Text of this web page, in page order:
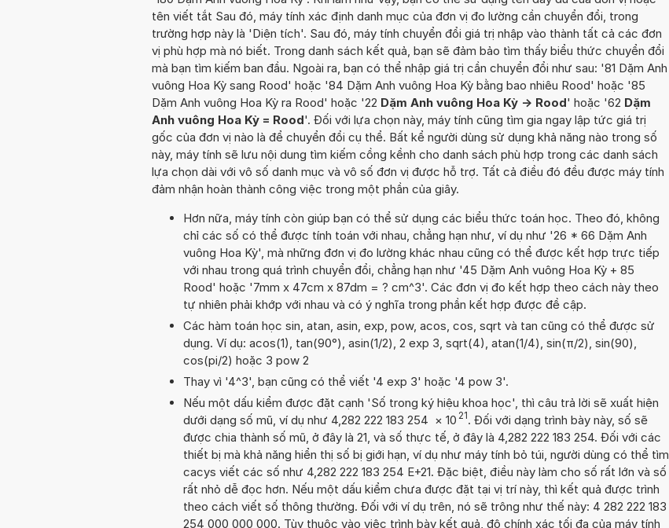
tên viết tắt Sau đó, máy tính xác định danh mục của đơn vị đo lường cần chuyển đổi, trong
trường hợp này là 'Diện tích'. Sau đó, máy tính chuyển đổi giá trị nhập vào thành tất cả các đơn
vị phù hợp mà nó biết. Trong danh sách kết quả, bạn sẽ đảm bảo tìm thấy biểu thức chuyển đổi
mà bạn tìm kiếm ban đầu. Ngoài ra, bạn có thể nhập giá trị cần chuyển đổi như sau: '81 Dặm Anh
vuông Hoa Kỳ sang Rood' hoặc '84 Dặm Anh vuông Hoa Kỳ bằng bao nhiêu Rood' hoặc '85
Dặm Anh vuông Hoa Kỳ ra Rood' hoặc '22 Dặm Anh vuông Hoa Kỳ -> Rood' hoặc '62 Dặm
Anh vuông Hoa Kỳ = Rood'. Đối với lựa chọn này, máy tính cũng tìm gia ngay lập tức giá trị
gốc của đơn vị nào là để chuyển đổi cụ thể. Bất kể người dùng sử dụng khả năng nào trong số
này, máy tính sẽ lưu nội dung tìm kiếm cồng kềnh cho danh sách phù hợp trong các danh sách
lựa chọn dài với vô số danh mục và vô số đơn vị được hỗ trợ. Tất cả điều đó đều được máy tính
đảm nhận hoàn thành công việc trong một phần của giây.
Hơn nữa, máy tính còn giúp bạn có thể sử dụng các biểu thức toán học. Theo đó, không
chỉ các số có thể được tính toán với nhau, chẳng hạn như, ví dụ như '26 * 66 Dặm Anh
vuông Hoa Kỳ', mà những đơn vị đo lường khác nhau cũng có thể được kết hợp trực tiếp
với nhau trong quá trình chuyển đổi, chẳng hạn như '45 Dặm Anh vuông Hoa Kỳ + 85
Rood' hoặc '7mm x 47cm x 87dm = ? cm^3'. Các đơn vị đo kết hợp theo cách này theo
tự nhiên phải khớp với nhau và có ý nghĩa trong phần kết hợp được đề cập.
Các hàm toán học sin, atan, asin, exp, pow, acos, cos, sqrt và tan cũng có thể được sử
dụng. Ví dụ: acos(1), tan(90°), asin(1/2), 2 exp 3, sqrt(4), atan(1/4), sin(π/2), sin(90),
cos(pi/2) hoặc 3 pow 2
Thay vì '4^3', bạn cũng có thể viết '4 exp 3' hoặc '4 pow 3'.
Nếu một dấu kiểm được đặt cạnh 'Số trong ký hiệu khoa học', thì câu trả lời sẽ xuất hiện
dưới dạng số mũ, ví dụ như 4,282 222 183 254 × 10 21. Đối với dạng trình bày này, số sẽ
được chia thành số mũ, ở đây là 21, và số thực tế, ở đây là 4,282 222 183 254. Đối với các
thiết bị mà khả năng hiển thị số bị giới hạn, ví dụ như máy tính bỏ túi, người dùng có thể tìm
cacys viết các số như 4,282 222 183 254 E+21. Đặc biệt, điều này làm cho số rất lớn và số
rất nhỏ dễ đọc hơn. Nếu một dấu kiểm chưa được đặt tại vị trí này, thì kết quả được trình
theo cách viết số thông thường. Đối với ví dụ trên, nó sẽ trông như thế này: 4 282 222 183
254 000 000 000. Tùy thuộc vào việc trình bày kết quả, độ chính xác tối đa của máy tính